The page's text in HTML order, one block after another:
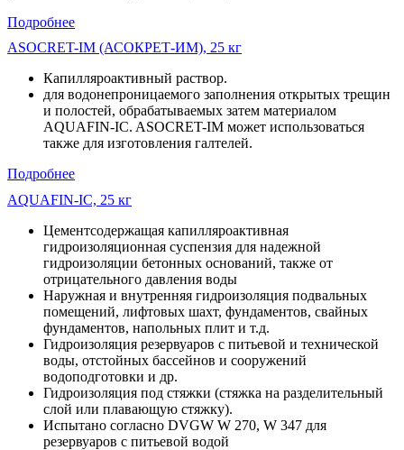
Подробнее
ASOCRET-IM (АСОКРЕТ-ИМ), 25 кг
Капилляроактивный раствор.
для водонепроницаемого заполнения открытых трещин
и полостей, обрабатываемых затем материалом
AQUAFIN-IC. ASOCRET-IM может использоваться
также для изготовления галтелей.
Подробнее
AQUAFIN-IC, 25 кг
Цементсодержащая капилляроактивная
гидроизоляционная суспензия для надежной
гидроизоляции бетонных оснований, также от
отрицательного давления воды
Наружная и внутренняя гидроизоляция подвальных
помещений, лифтовых шахт, фундаментов, свайных
фундаментов, напольных плит и т.д.
Гидроизоляция резервуаров с питьевой и технической
воды, отстойных бассейнов и сооружений
водоподготовки и др.
Гидроизоляция под стяжки (стяжка на разделительный
слой или плавающую стяжку).
Испытано согласно DVGW W 270, W 347 для
резервуаров с питьевой водой